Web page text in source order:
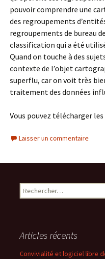
pouvoir comprendre une
des regroupements
regroupements de bureau
classification qui a été
Quand on touche à des
contexte de l’objet
superflu, car on voit très
traitement des données
Vous pouvez télécharger
Laisser un commentaire
Rechercher :
Articles récents
Convivialité et logiciel libre